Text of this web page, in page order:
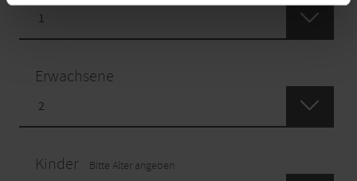
Erwachsene
Kinder Bitte Alter angeben